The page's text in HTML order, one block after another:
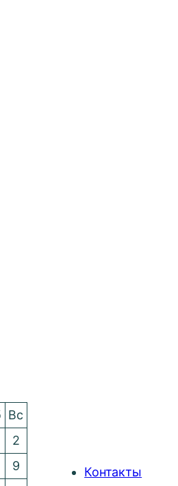
Вс
2
9
Контакты